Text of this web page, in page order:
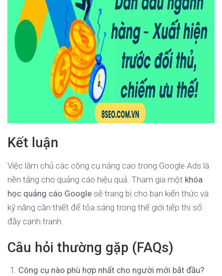
Kết luận
Việc làm chủ các công cụ nâng cao trong Google Ads là
nền tảng cho quảng cáo hiệu quả. Tham gia một khóa
học quảng cáo Google sẽ trang bị cho bạn kiến thức và
kỹ năng cần thiết để tỏa sáng trong thế giới tiếp thị số
đầy cạnh tranh.
Câu hỏi thường gặp (FAQs)
Công cụ nào phù hợp nhất cho người mới bắt đầu?